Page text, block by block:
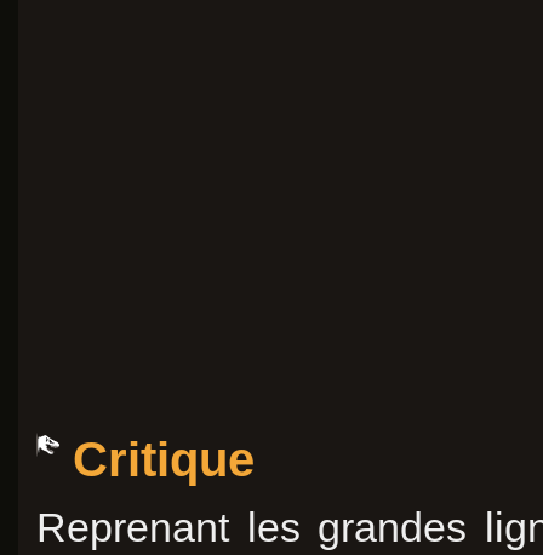
Critique
Reprenant les grandes